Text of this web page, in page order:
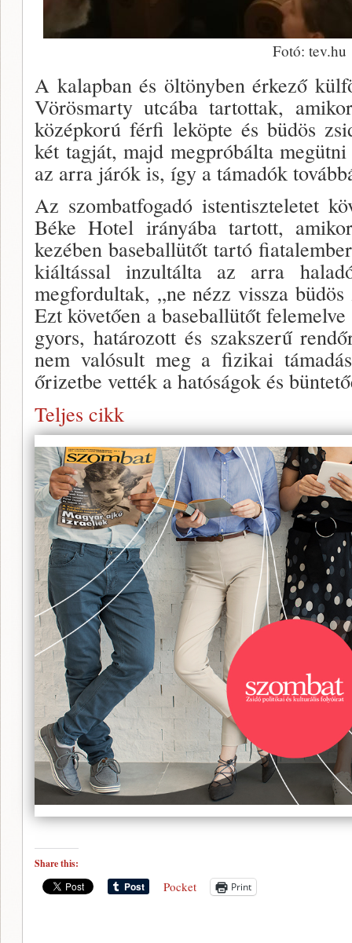
Fotó: tev.hu
A kalapban és öltönyben érkező
Vörösmarty utcába tartottak,
középkorú férfi leköpte és büdös
két tagját, majd megpróbálta
az arra járók is, így a támadók
Az szombatfogadó istentiszteletet
Béke Hotel irányába tartott,
kezében baseballütőt tartó
kiáltással inzultálta az arra
megfordultak, „ne nézz vissza
Ezt követően a baseballütőt
gyors, határozott és szakszerű
nem valósult meg a fizikai
őrizetbe vették a hatóságok és
Teljes cikk
Share this:
Pocket Print